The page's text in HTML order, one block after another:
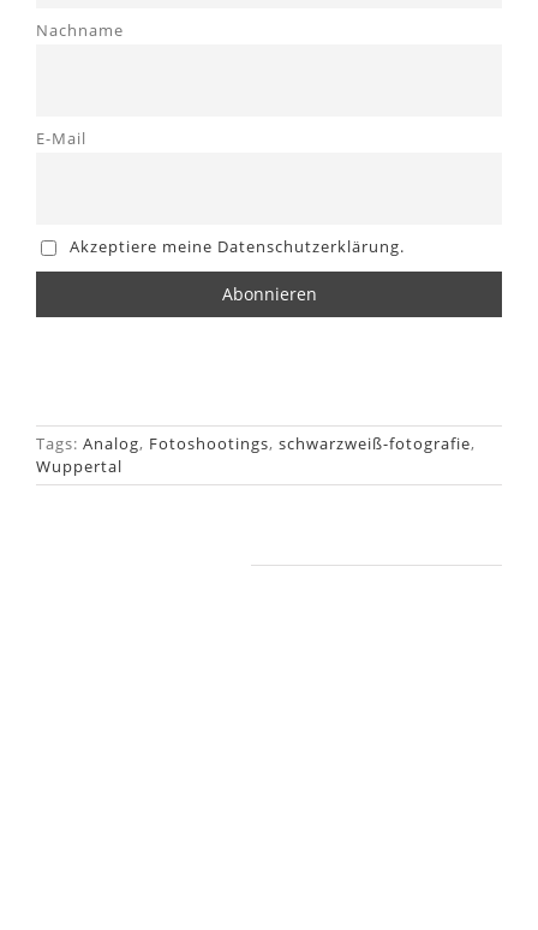
Nachname
E-Mail
Akzeptiere meine Datenschutzerklärung.
Tags: Analog, Fotoshootings, schwarzweiß-fotografie,
Wuppertal